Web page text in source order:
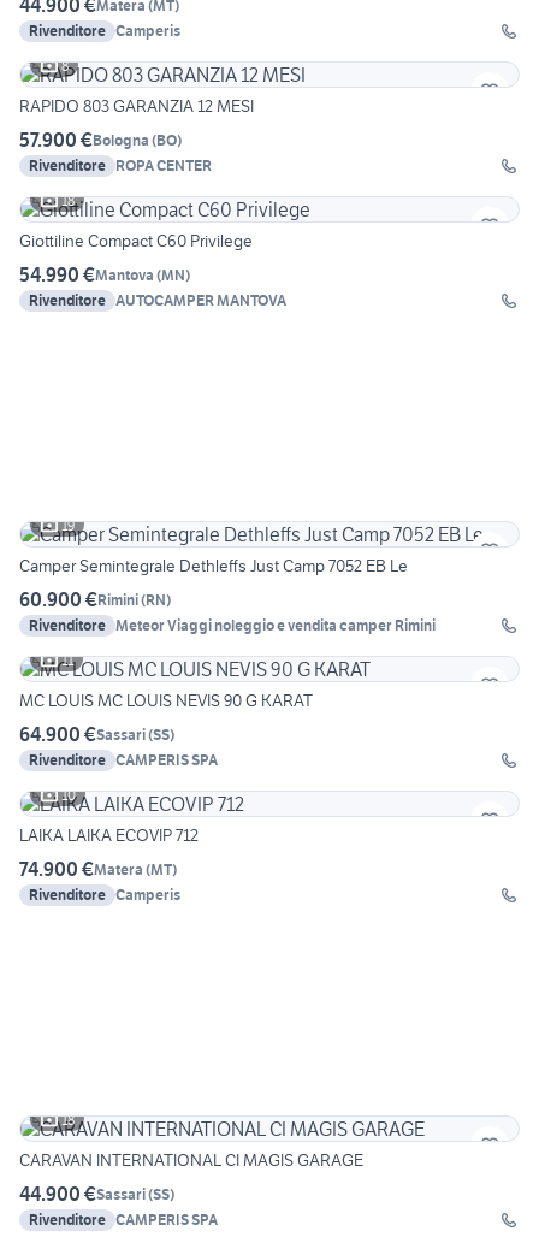
44.900 €Matera (MT)
Rivenditore Camperis
8
RAPIDO 803 GARANZIA 12 MESI
57.900 €Bologna (BO)
Rivenditore ROPA CENTER
18
Giottiline Compact C60 Privilege
54.990 €Mantova (MN)
Rivenditore AUTOCAMPER MANTOVA
19
Camper Semintegrale Dethleffs Just Camp 7052 EB Le
60.900 €Rimini(RN)
Rivenditore Meteor Viaggi noleggio e vendita camper Rimini
11
MC LOUIS MC LOUIS NEVIS 90 G KARAT
64.900 €Sassari(SS)
Rivenditore CAMPERIS SPA
10
LAIKA LAIKA ECOVIP 712
74.900 €Matera (MT)
Rivenditore Camperis
18
CARAVAN INTERNATIONAL CI MAGIS GARAGE
44.900 €Sassari(SS)
Rivenditore CAMPERIS SPA